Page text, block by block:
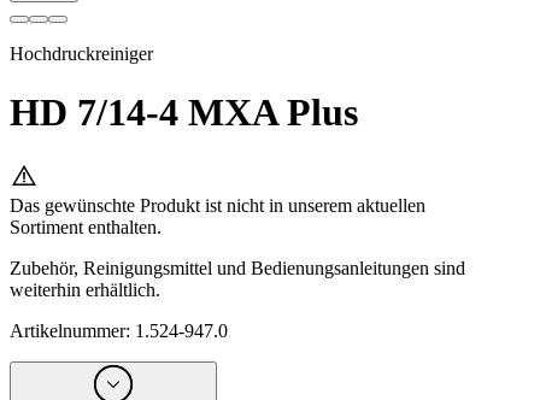
Hochdruckreiniger
HD 7/14-4 MXA Plus
Das gewünschte Produkt ist nicht in unserem aktuellen
Sortiment enthalten.
Zubehör, Reinigungsmittel und Bedienungsanleitungen sind
weiterhin erhältlich.
Artikelnummer: 1.524-947.0